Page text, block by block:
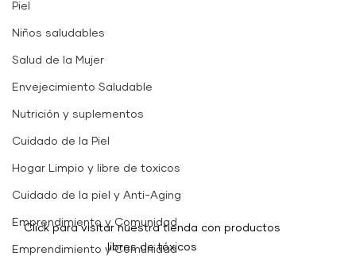
Piel
Niños saludables
Salud de la Mujer
Envejecimiento Saludable
Nutrición y suplementos
Cuidado de la Piel
Hogar Limpio y libre de toxicos
Cuidado de la piel y Anti-Aging
Emprendimiento y Comunidad
Emprendimiento y Comunidad
Click para visitar nuestra tienda con productos
libres de tóxicos